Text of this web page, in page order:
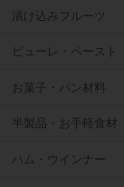
漬け込みフルーツ
ピューレ・ペースト
お菓子・パン材料
半製品・お手軽食材
ハム・ウインナー